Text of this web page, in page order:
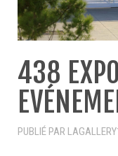
438
PUBLIÉ PAR